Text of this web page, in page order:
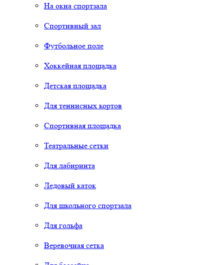
На окна спортзала
Спортивный зал
Футбольное поле
Хоккейная площадка
Детская площадка
Для теннисных кортов
Спортивная площадка
Театральные сетки
Для лабиринта
Ледовый каток
Для школьного спортзала
Для гольфа
Веревочная сетка